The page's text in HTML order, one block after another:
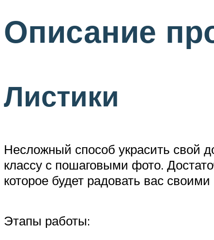
Описание
Листики
Несложный способ украсить свой
классу с пошаговыми фото.
которое будет радовать вас
Этапы работы: